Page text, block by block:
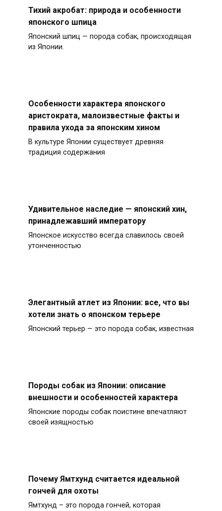
Тихий акробат: природа и особенности
японского шпица
Японский шпиц — порода собак, происходящая
из Японии.
Особенности характера японского
аристократа, малоизвестные факты и
правила ухода за японским хином
В культуре Японии существует древняя
традиция содержания
Удивительное наследие — японский хин,
принадлежавший императору
Японское искусство всегда славилось своей
утонченностью
Элегантный атлет из Японии: все, что вы
хотели знать о японском терьере
Японский терьер — это порода собак, известная
Породы собак из Японии: описание
внешности и особенностей характера
Японские породы собак поистине впечатляют
своей изящностью
Почему Ямтхунд считается идеальной
гончей для охоты
Ямтхунд – это порода гончей, которая